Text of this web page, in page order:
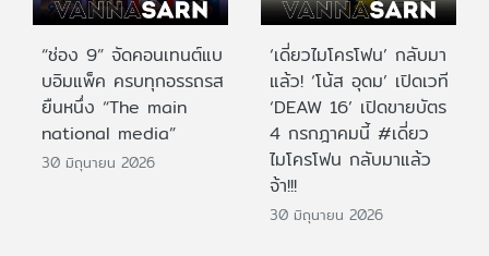
“ช่อง 9” จัดคอนเทนต์แบ
บอิมแพ็ค ครบทุกอรรถรส
ยืนหนึ่ง “The main
national media”
30 มิถุนายน 2026
‘เดี่ยวไมโครโฟน’ กลับมา
แล้ว! ‘โน้ส อุดม’ เปิดเวที
‘DEAW 16’ เปิดขายบัตร
4 กรกฎาคมนี้ #เดี่ยว
ไมโครโฟน กลับมาแล้ว
จ้า!!!
30 มิถุนายน 2026